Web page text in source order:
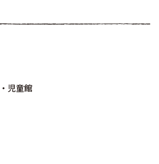
児童館